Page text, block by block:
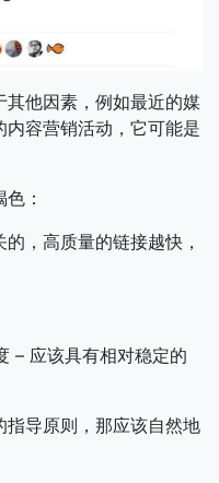
他因素，例如最近的媒
容营销活动，它可能是
：
，高质量的链接越快，
– 应该具有相对稳定的
导原则，那应该自然地